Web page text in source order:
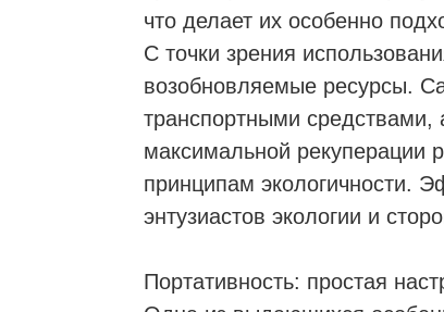
что делает их особенно
С точки зрения
возобновляемые ресурсы.
транспортными средствами,
максимальной рекуперации
принципам экологичности.
энтузиастов экологии и
Портативность: простая